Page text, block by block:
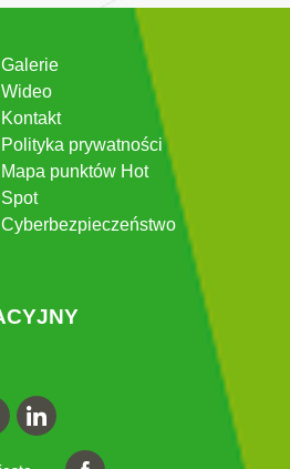
Galerie
Wideo
Kontakt
Polityka prywatności
Mapa punktów Hot
Spot
Cyberbezpieczeństwo